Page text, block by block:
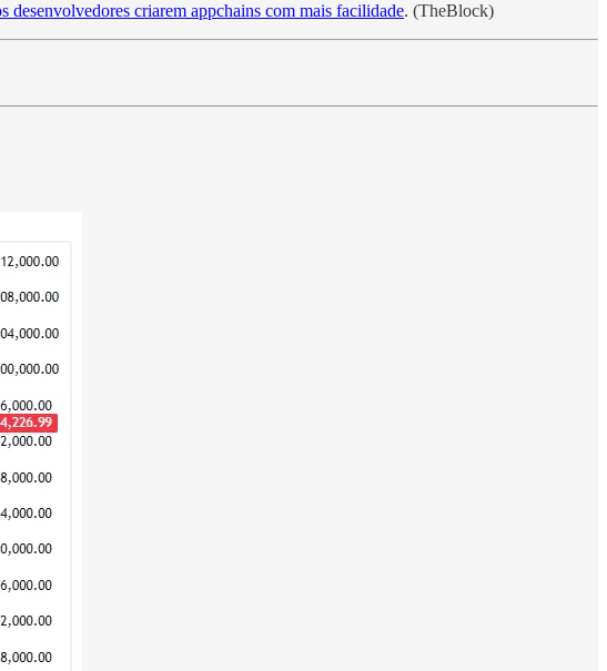
desenvolvedores criarem appchains com mais facilidade. (TheBlock)